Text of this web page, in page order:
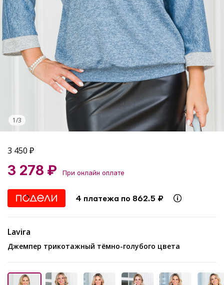
1/3
3 450 ₽
3 278 ₽ При онлайн оплате
4 платежа по 862.5 ₽
Lavira
Джемпер трикотажный тёмно-голубого цвета